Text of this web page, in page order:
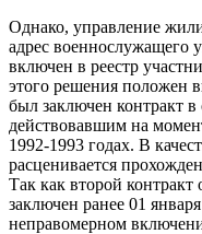
Однако, управление
адрес военнослужащего
включен в реестр
этого решения положен
был заключен контракт в
действовавшим на
1992-1993 годах. В
расценивается
Так как второй
заключен ранее 01
неправомерном